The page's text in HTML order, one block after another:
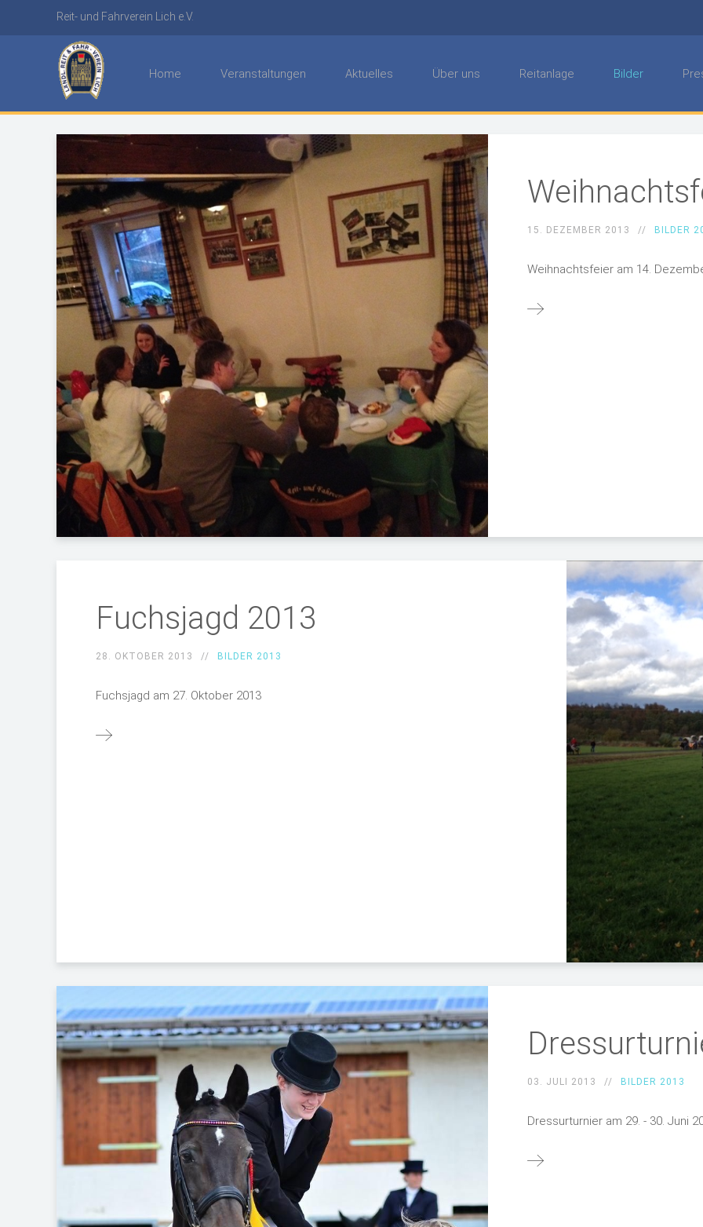
Reit- und Fahrverein Lich e.V.
Home Veranstaltungen Aktuelles Über uns Reitanlage Bilder
15. DEZEMBER 2013 BILDER
Weihnachtsfeier am 14.
Fuchsjagd 2013
28. OKTOBER 2013 BILDER 2013
Fuchsjagd am 27. Oktober 2013
03. JULI 2013 BILDER 2013
Dressurturnier am 29. - 30. Juni